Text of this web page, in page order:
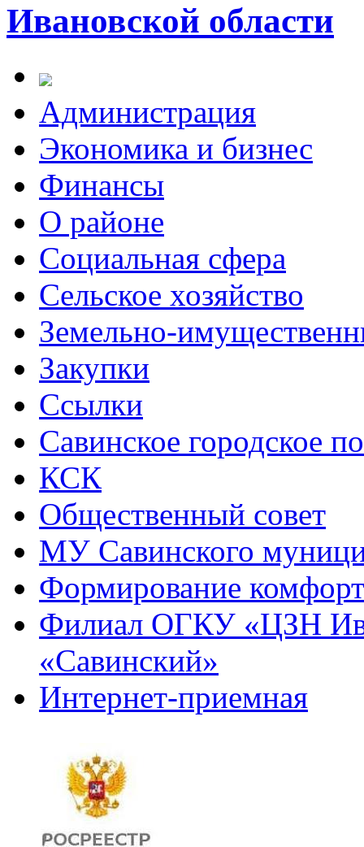
Ивановской области
Администрация
Экономика и бизнес
Финансы
О районе
Социальная сфера
Сельское хозяйство
Земельно-
Закупки
Ссылки
Савинское городское
КСК
Общественный совет
МУ Савинского
Формирование
Филиал ОГКУ «ЦЗН
«Савинский»
Интернет-приемная